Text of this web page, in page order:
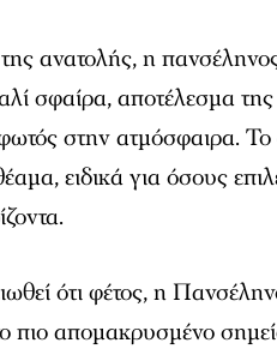
ανατολής, η
σφαίρα, αποτέλεσμα
στην ατμόσφαιρα. Το
ειδικά για όσους
ότι φέτος, η
πιο απομακρυσμένο